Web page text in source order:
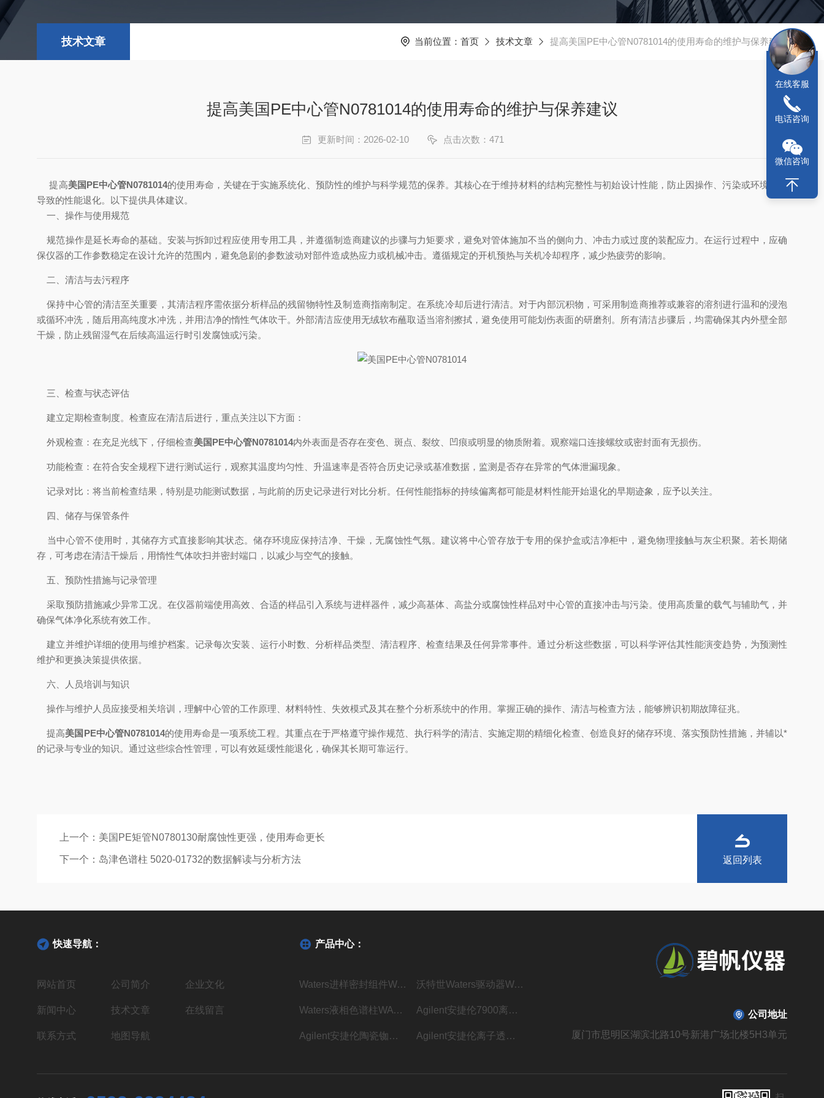
技术文章 当前位置： 首页 技术文章 提高美国PE中心管N0781014的使用寿命的维护与保养建议
提高美国PE中心管N0781014的使用寿命的维护与保养建议
更新时间：2026-02-10 点击次数：471
提高美国PE中心管N0781014的使用寿命，关键在于实施系统化、预防性的维护与科学规范的保养。其核心在于维持材料的结构完整性与初始设计性能，防止因操作、污染或环境因素
导致的性能退化。以下提供具体建议。
一、操作与使用规范
规范操作是延长寿命的基础。安装与拆卸过程应使用专用工具，并遵循制造商建议的步骤与力矩要求，避免对管体施加不当的侧向力、冲击力或过度的装配应力。在运行过程中，应确
保仪器的工作参数稳定在设计允许的范围内，避免急剧的参数波动对部件造成热应力或机械冲击。遵循规定的开机预热与关机冷却程序，减少热疲劳的影响。
二、清洁与去污程序
保持中心管的清洁至关重要，其清洁程序需依据分析样品的残留物特性及制造商指南制定。在系统冷却后进行清洁。对于内部沉积物，可采用制造商推荐或兼容的溶剂进行温和的浸泡
或循环冲洗，随后用高纯度水冲洗，并用洁净的惰性气体吹干。外部清洁应使用无绒软布蘸取适当溶剂擦拭，避免使用可能划伤表面的研磨剂。所有清洁步骤后，均需确保其内外壁全部
干燥，防止残留湿气在后续高温运行时引发腐蚀或污染。
三、检查与状态评估
建立定期检查制度。检查应在清洁后进行，重点关注以下方面：
外观检查：在充足光线下，仔细检查美国PE中心管N0781014内外表面是否存在变色、斑点、裂纹、凹痕或明显的物质附着。观察端口连接螺纹或密封面有无损伤。
功能检查：在符合安全规程下进行测试运行，观察其温度均匀性、升温速率是否符合历史记录或基准数据，监测是否存在异常的气体泄漏现象。
记录对比：将当前检查结果，特别是功能测试数据，与此前的历史记录进行对比分析。任何性能指标的持续偏离都可能是材料性能开始退化的早期迹象，应予以关注。
四、储存与保管条件
当中心管不使用时，其储存方式直接影响其状态。储存环境应保持洁净、干燥，无腐蚀性气氛。建议将中心管存放于专用的保护盒或洁净柜中，避免物理接触与灰尘积聚。若长期储
存，可考虑在清洁干燥后，用惰性气体吹扫并密封端口，以减少与空气的接触。
五、预防性措施与记录管理
采取预防措施减少异常工况。在仪器前端使用高效、合适的样品引入系统与进样器件，减少高基体、高盐分或腐蚀性样品对中心管的直接冲击与污染。使用高质量的载气与辅助气，并
确保气体净化系统有效工作。
建立并维护详细的使用与维护档案。记录每次安装、运行小时数、分析样品类型、清洁程序、检查结果及任何异常事件。通过分析这些数据，可以科学评估其性能演变趋势，为预测性
维护和更换决策提供依据。
六、人员培训与知识
操作与维护人员应接受相关培训，理解中心管的工作原理、材料特性、失效模式及其在整个分析系统中的作用。掌握正确的操作、清洁与检查方法，能够辨识初期故障征兆。
提高美国PE中心管N0781014的使用寿命是一项系统工程。其重点在于严格遵守操作规范、执行科学的清洁、实施定期的精细化检查、创造良好的储存环境、落实预防性措施，并辅以*
的记录与专业的知识。通过这些综合性管理，可以有效延缓性能退化，确保其长期可靠运行。
上一个： 美国PE矩管N0780130耐腐蚀性更强，使用寿命更长
下一个： 岛津色谱柱 5020-01732的数据解读与分析方法 返回列表
快速导航：
网站首页 公司简介 企业文化
新闻中心 技术文章 在线留言
联系方式 地图导航
产品中心：
Waters进样密封组件WAT271019密封垫现货 沃特世Waters驱动器WAT270928现货
Waters液相色谱柱WAT045905现货 Agilent安捷伦7900离子透镜G8400-67001现货
Agilent安捷伦陶瓷铷珠G3434-60806现货 Agilent安捷伦离子透镜配件G3280-67039现货
公司地址
厦门市思明区湖滨北路10号新港广场北楼5H3单元
在线客服
电话咨询
微信咨询